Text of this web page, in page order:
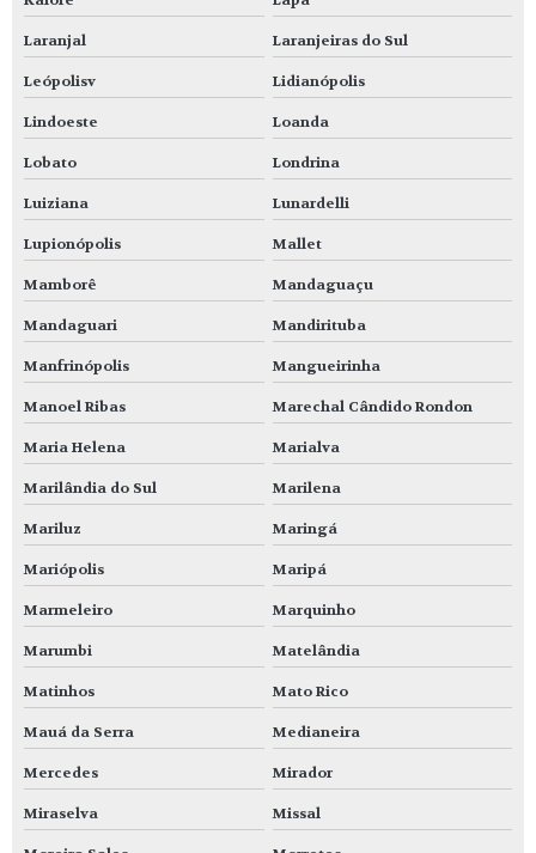
Laranjal Laranjeiras do Sul
Leópolisv Lidianópolis
Lindoeste Loanda
Lobato Londrina
Luiziana Lunardelli
Lupionópolis Mallet
Mamborê Mandaguaçu
Mandaguari Mandirituba
Manfrinópolis Mangueirinha
Manoel Ribas Marechal Cândido Rondon
Maria Helena Marialva
Marilândia do Sul Marilena
Mariluz Maringá
Mariópolis Maripá
Marmeleiro Marquinho
Marumbi Matelândia
Matinhos Mato Rico
Mauá da Serra Medianeira
Mercedes Mirador
Miraselva Missal